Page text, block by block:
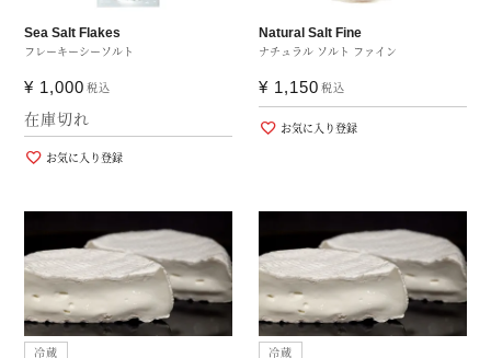
フレーキーシーソルト
Sea Salt Flakes
¥ 1,000 税込
在庫切れ
お気に入り登録
ナチュラル ソルト ファイン
Natural Salt Fine
¥ 1,150 税込
お気に入り登録
冷蔵
冷蔵